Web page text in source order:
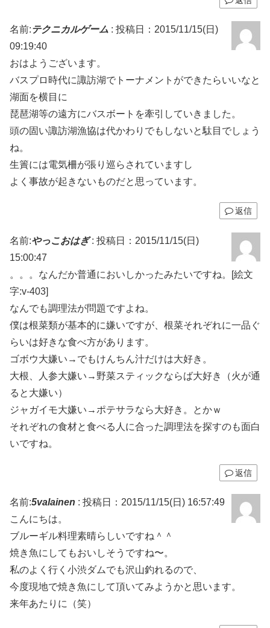
名前:テクニカルゲーム : 投稿日：2015/11/15(日)
09:19:40
おはようございます。
バスプロ時代に諏訪湖でトーナメントができたらいいなと
湖面を横目に
琵琶湖等の遠方にバスボートを牽引していきました。
頭の固い諏訪湖漁協は代かわりでもしないと駄目でしょう
ね。
生簀には電気柵が張り巡らされていますし
よく事故が起きないものだと思っています。
返信
名前:やっこおはぎ: 投稿日：2015/11/15(日)
15:00:47
。。。なんだか普通においしかったみたいですね。[絵文
字:v-403]
なんでも調理法が問題ですよね。
僕は根菜類が基本的に嫌いですが、根菜それぞれに一品ぐ
らいは好きな食べ方があります。
ゴボウ大嫌い→でもけんちん汁だけは大好き。
大根、人参大嫌い→野菜スティックならば大好き（火が通
ると大嫌い）
ジャガイモ大嫌い→ポテサラなら大好き。とかｗ
それぞれの食材と食べる人に合った調理法を探すのも面白
いですね。
返信
名前:5valainen : 投稿日：2015/11/15(日) 16:57:49
こんにちは。
ブルーギル料理素晴らしいですね＾＾
焼き魚にしてもおいしそうですね〜。
私のよく行く小渋ダムでも沢山釣れるので、
今度現地で焼き魚にして頂いてみようかと思います。
来年あたりに（笑）